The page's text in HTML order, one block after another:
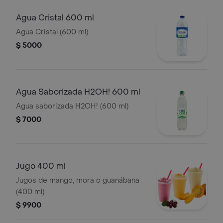
Agua Cristal 600 ml
Agua Cristal (600 ml)
$ 5000
Agua Saborizada H2OH! 600 ml
Agua saborizada H2OH! (600 ml)
$ 7000
Jugo 400 ml
Jugos de mango, mora o guanábana
(400 ml)
$ 9900